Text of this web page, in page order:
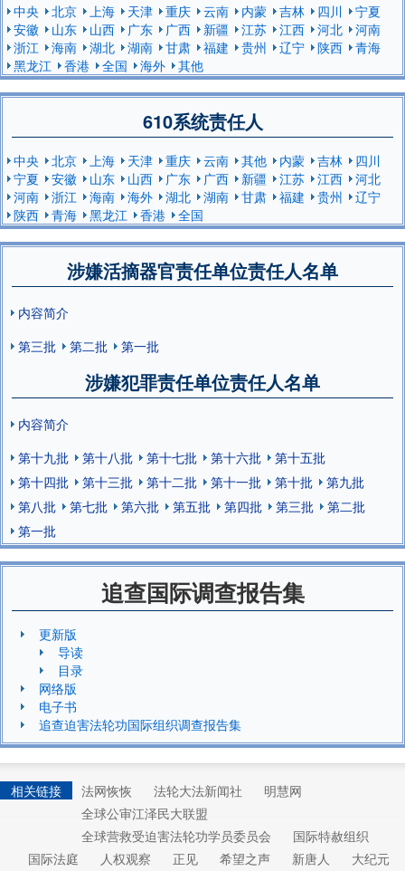
中央 北京 上海 天津 重庆 云南 内蒙 吉林 四川
宁夏
安徽
山东 山西 广东 广西 新疆 江苏 江西 河北
河南
浙江
海南 湖北 湖南 甘肃 福建 贵州 辽宁 陕西
青海
黑龙江
香港 全国 海外 其他
610系统责任人
中央 北京 上海 天津 重庆 云南 其他 内蒙 吉林
四川
宁夏
安徽 山东 山西 广东 广西 新疆 江苏 江西
河北
河南
浙江 海南 海外 湖北 湖南 甘肃 福建 贵州
辽宁
陕西
青海 黑龙江 香港 全国
涉嫌活摘器官责任单位责任人名单
内容简介
第三批
第二批 第一批
涉嫌犯罪责任单位责任人名单
内容简介
第十九批
第十八批 第十七批 第十六批
第十五批
第十四批
第十三批 第十二批 第十一批 第十批
第九批
第八批
第七批 第六批 第五批 第四批 第三批
第二批
第一批
追查国际调查报告集
更新版
导读
目录
网络版
电子书
追查迫害法轮功国际组织调查报告集
相关链接 法网恢恢 法轮大法新闻社
明慧网
全球公审江泽民大联盟
全球营救受迫害法轮功学员委员会
国际特赦组织
国际法庭
人权观察 正见 希望之声 新唐人 大纪元